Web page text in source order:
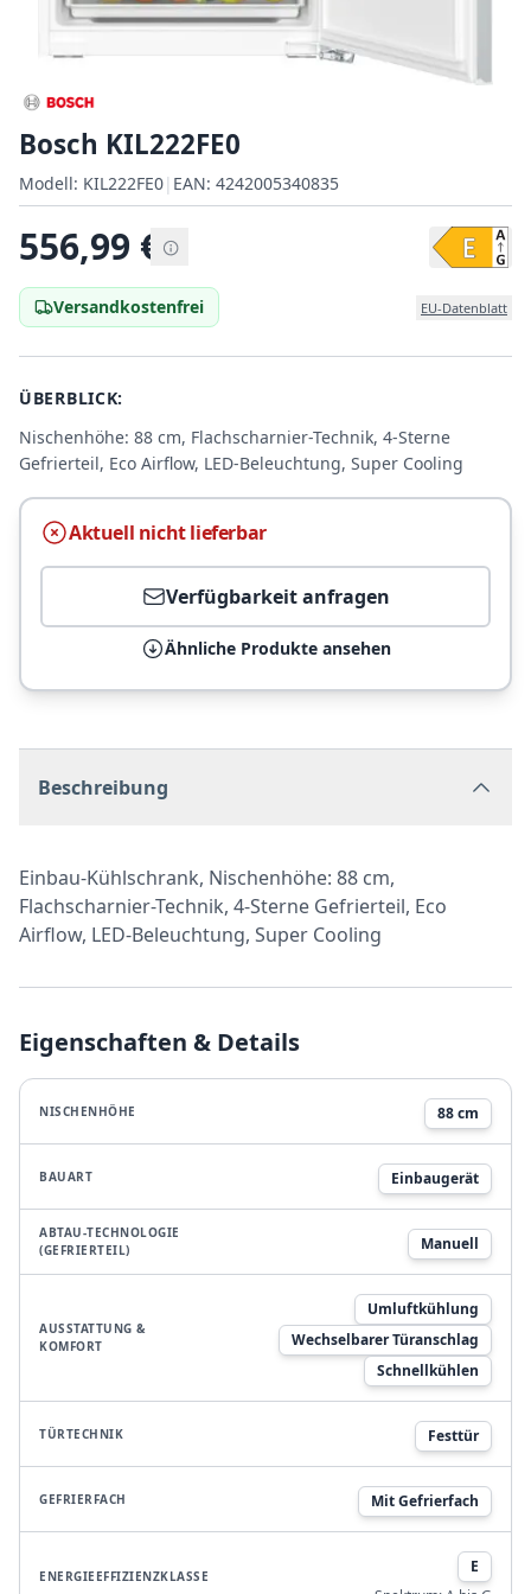
Bosch KIL222FE0
Modell:
Modell: KIL222FE0|
EAN:
EAN: 4242005340835
556,99 €
Versandkostenfrei EU-Datenblatt
ÜBERBLICK:
Nischenhöhe: 88 cm, Flachscharnier-Technik, 4-Sterne
Gefrierteil, Eco Airflow, LED-Beleuchtung, Super Cooling
Aktuell nicht lieferbar
Verfügbarkeit anfragen
Ähnliche Produkte ansehen
Beschreibung
Einbau-Kühlschrank, Nischenhöhe: 88 cm,
Flachscharnier-Technik, 4-Sterne Gefrierteil, Eco
Airflow, LED-Beleuchtung, Super Cooling
Eigenschaften & Details
NISCHENHÖHE 88 cm
BAUART Einbaugerät
ABTAU-TECHNOLOGIE
(GEFRIERTEIL)
Manuell
AUSSTATTUNG &
KOMFORT
Umluftkühlung
Wechselbarer Türanschlag
Schnellkühlen
TÜRTECHNIK Festtür
GEFRIERFACH Mit Gefrierfach
ENERGIEEFFIZIENZKLASSE
E